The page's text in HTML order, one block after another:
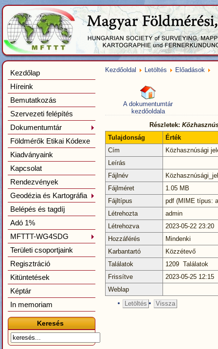
Kezdőlap
Híreink
Bemutatkozás
Szervezeti felépítés
Dokumentumtár
Földmérők Etikai Kódexe
Kiadványaink
Kapcsolat
Rendezvények
Geodézia és Kartográfia
Belépés és tagdíj
Adó 1%
MFTTT-WG4SDG
Területi csoportjaink
Regisztráció
Kitüntetések
Képtár
In memoriam
Keresés
Kezdőoldal Letöltés Előadások
A dokumentumtár
kezdőoldala
Részletek:
Tulajdonság
Érték
Cím
Közhasznúsági
Leírás
Fájlnév
Fájlméret
1.05 MB
Fájltípus
pdf (MIME típus:
Létrehozta
admin
Létrehozva
2023-05-22 23:20
Hozzáférés
Mindenki
Karbantartó
Közzétevő
Találatok
1209 Találatok
Frissítve
2023-05-25 12:15
Weblap
Letöltés
Vissza